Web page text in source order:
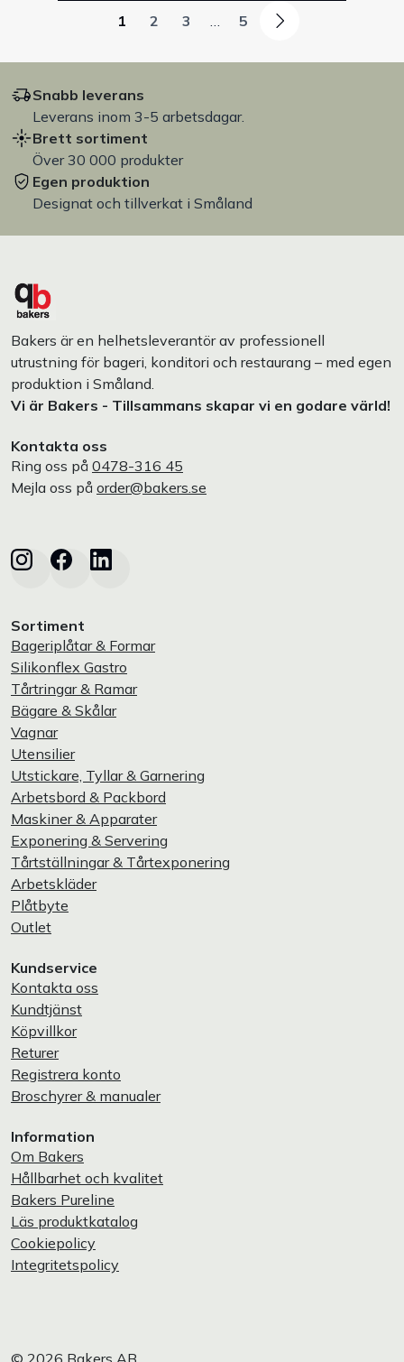
1
2 3 … 5
Snabb leverans
Leverans inom 3-5 arbetsdagar.
Brett sortiment
Över 30 000 produkter
Egen produktion
Designat och tillverkat i Småland
Bakers är en helhetsleverantör av professionell
utrustning för bageri, konditori och restaurang – med egen
produktion i Småland.
Vi är Bakers - Tillsammans skapar vi en godare värld!
Kontakta oss
Ring oss på 0478-316 45
Mejla oss på order@bakers.se
Sortiment
Bageriplåtar & Formar
Silikonflex Gastro
Tårtringar & Ramar
Bägare & Skålar
Vagnar
Utensilier
Utstickare, Tyllar & Garnering
Arbetsbord & Packbord
Maskiner & Apparater
Exponering & Servering
Tårtställningar & Tårtexponering
Arbetskläder
Plåtbyte
Outlet
Kundservice
Kontakta oss
Kundtjänst
Köpvillkor
Returer
Registrera konto
Broschyrer & manualer
Information
Om Bakers
Hållbarhet och kvalitet
Bakers Pureline
Läs produktkatalog
Cookiepolicy
Integritetspolicy
© 2026 Bakers AB